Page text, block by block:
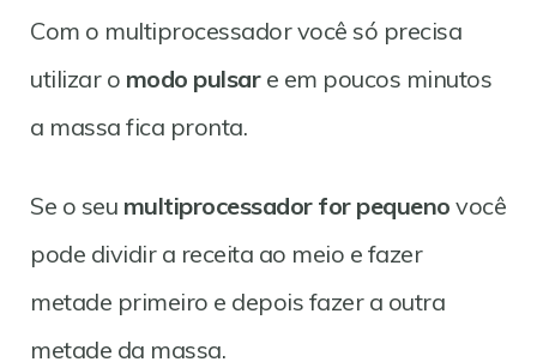
Com o multiprocessador você só precisa
utilizar o modo pulsare em poucos minutos
a massa fica pronta.
Se o seu multiprocessador for pequeno você
pode dividir a receita ao meio e fazer
metade primeiro e depois fazer a outra
metade da massa.